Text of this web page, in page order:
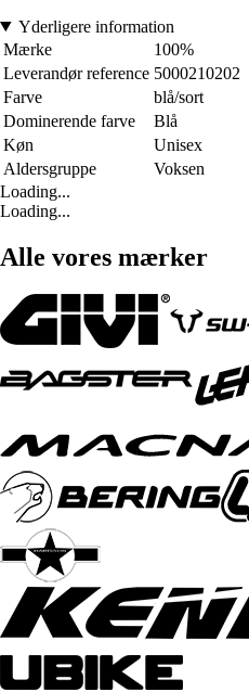
Yderligere information
Mærke
100%
Leverandør reference 5000210202
Farve
blå/sort
Dominerende farve
Blå
Køn
Unisex
Aldersgruppe
Voksen
Loading...
Loading...
Alle vores mærker